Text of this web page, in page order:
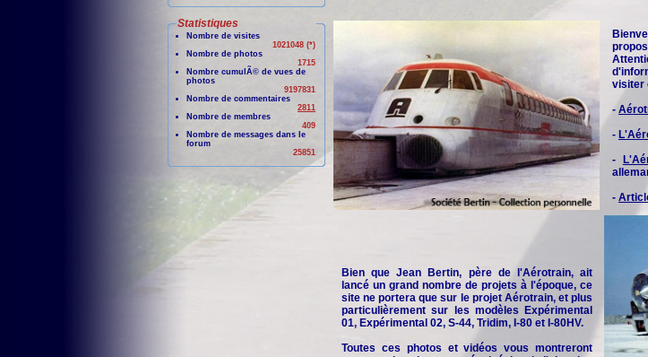
Statistiques
Nombre de visites
1021048 (*)
Nombre de photos
1715
Nombre cumulÃ© de vues de
photos
9197831
Nombre de commentaires
2811
Nombre de membres
409
Nombre de messages dans le
forum
25851
visiter
-
-
-
-
Bien que Jean Bertin, père de l'Aérotrain, ait
lancé un grand nombre de projets à l'époque, ce
site ne portera que sur le projet Aérotrain, et plus
particulièrement sur les modèles Expérimental
01, Expérimental 02, S-44, Tridim, I-80 et I-80HV.
Toutes ces photos et vidéos vous montreront